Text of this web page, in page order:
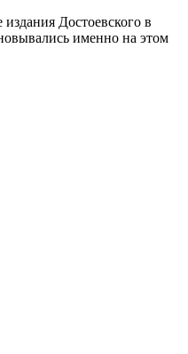
Достоевского в
именно на этом